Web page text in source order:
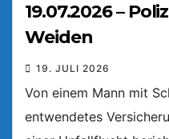
19.07.2026 –
Weiden
19. JULI 2026
Von einem Mann mit
entwendetes